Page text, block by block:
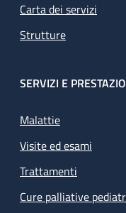
Carta dei servizi
Strutture
SERVIZI E
Malattie
Visite ed esami
Trattamenti
Cure palliative